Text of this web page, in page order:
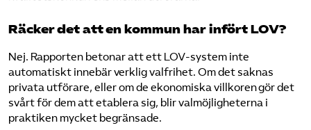
Räcker det att en kommun har infört LOV?
Nej. Rapporten betonar att ett LOV-system inte
automatiskt innebär verklig valfrihet. Om det saknas
privata utförare, eller om de ekonomiska villkoren gör det
svårt för dem att etablera sig, blir valmöjligheterna i
praktiken mycket begränsade.